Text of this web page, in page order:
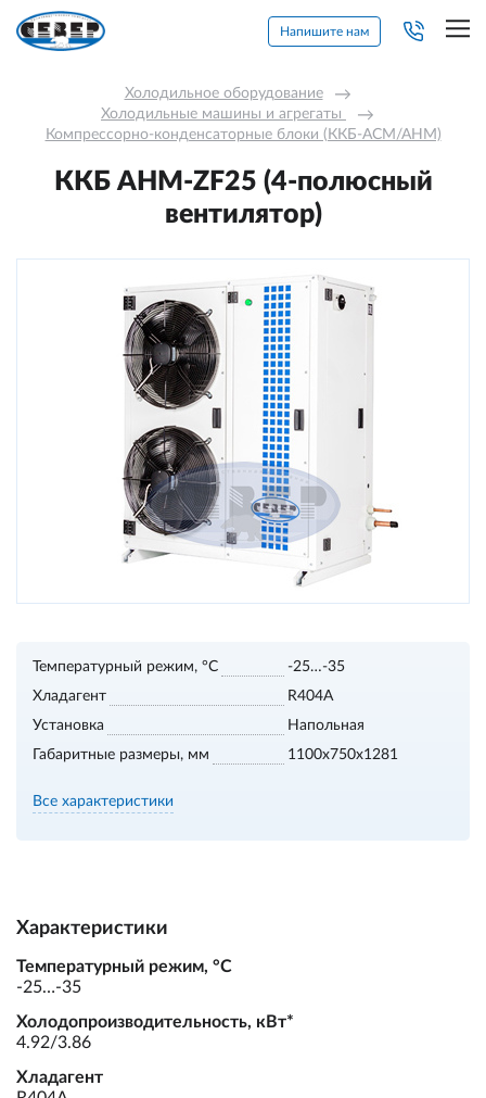
Напишите нам
Холодильное оборудование →
Холодильные машины и агрегаты →
Компрессорно-конденсаторные блоки (ККБ-АСМ/АНМ)
ККБ AНM-ZF25 (4-полюсный
вентилятор)
Температурный режим, °С
-25…-35
Хладагент
R404A
Установка
Напольная
Габаритные размеры, мм
1100х750х1281
Все характеристики
Характеристики
Температурный режим, °С
-25…-35
Холодопроизводительность, кВт*
4.92/3.86
Хладагент